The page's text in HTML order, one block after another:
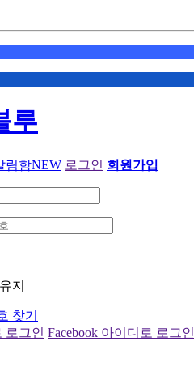
루
림함NEW 로그인 회원가입
지
찾기
로그인 Facebook 아이디로 로그인